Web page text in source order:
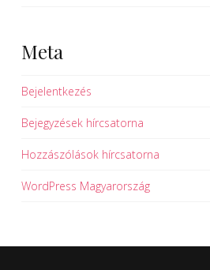
Meta
Bejelentkezés
Bejegyzések hírcsatorna
Hozzászólások hírcsatorna
WordPress Magyarország